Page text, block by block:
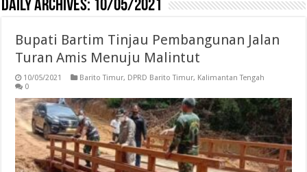
Daily Archives: 10/05/2021
Bupati Bartim Tinjau Pembangunan Jalan
Turan Amis Menuju Malintut
10/05/2021 Barito Timur, DPRD Barito Timur, Kalimantan Tengah
0